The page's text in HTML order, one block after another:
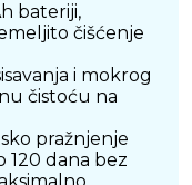
bateriji,
čišćenje
i mokrog
čistoću na
pražnjenje
dana bez